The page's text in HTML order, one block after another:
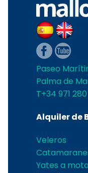
Paseo
Palma de
T+34 971
Alquiler de
Veleros
Yates a